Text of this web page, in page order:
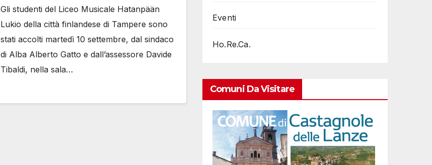
Gli studenti del Liceo Musicale Hatanpään
Lukio della città finlandese di Tampere sono
stati accolti martedì 10 settembre, dal sindaco
di Alba Alberto Gatto e dall’assessore Davide
Tibaldi, nella sala…
Eventi
Ho.Re.Ca.
Comuni Da Visitare